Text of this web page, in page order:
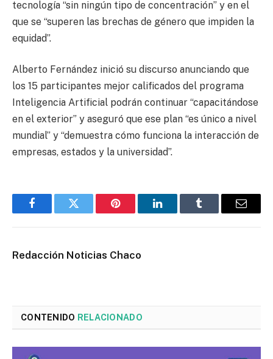
tecnología “sin ningún tipo de concentración” y en el
que se “superen las brechas de género que impiden la
equidad”.
Alberto Fernández inició su discurso anunciando que
los 15 participantes mejor calificados del programa
Inteligencia Artificial podrán continuar “capacitándose
en el exterior” y aseguró que ese plan “es único a nivel
mundial” y “demuestra cómo funciona la interacción de
empresas, estados y la universidad”.
FacebookTwitter Pinterest LinkedInTumblr Email
Redacción Noticias Chaco
CONTENIDO RELACIONADO